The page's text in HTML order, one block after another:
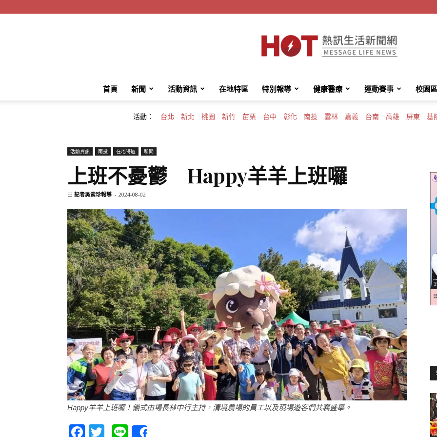
HotMessage
訊
生
活
新
首頁 新聞 活動資訊 在地特區 特別報導 健康醫療 運動賽事 校園區
活動： 台北 新北 桃園 新竹 苗栗 台中 彰化 南投 雲林 嘉義 台南 高雄 屏東 基
活動資訊 南投 在地特區 新聞
上班不憂鬱 Happy羊羊上班囉
由 記者吳素珍報導 - 2024-08-02
Happy羊羊上班囉！儀式由場長林中行主持，清境農場的員工以及現場遊客們共襄盛舉。
Facebook
Twitter
Line